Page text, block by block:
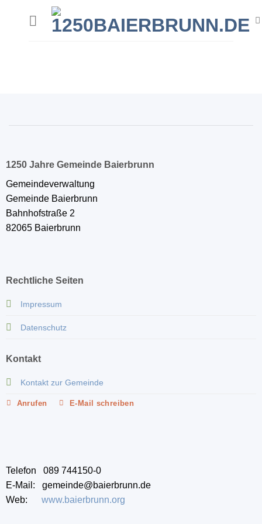
1250 Jahre Gemeinde Baierbrunn
Gemeindeverwaltung
Gemeinde Baierbrunn
Bahnhofstraße 2
82065 Baierbrunn
Rechtliche Seiten
Impressum
Datenschutz
Kontakt
Kontakt zur Gemeinde
Anrufen E-Mail schreiben
Telefon 089 744150-0
E-Mail: gemeinde@baierbrunn.de
Web: www.baierbrunn.org